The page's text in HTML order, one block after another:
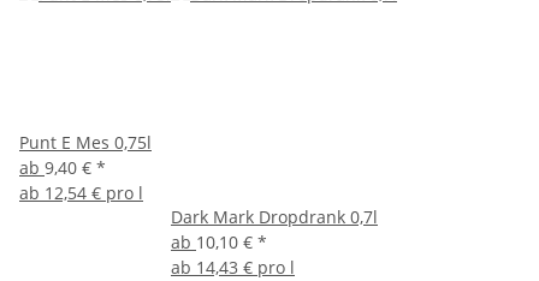
Punt E Mes 0,75l
ab 9,40 € *
ab 12,54 € pro l
Dark Mark Dropdrank 0,7l
ab 10,10 € *
ab 14,43 € pro l